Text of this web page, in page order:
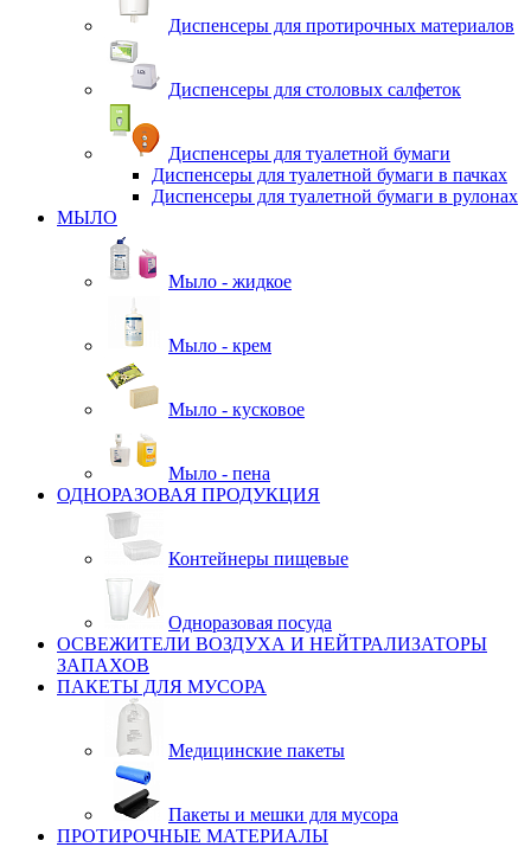
Диспенсеры для протирочных материалов
Диспенсеры для столовых салфеток
Диспенсеры для туалетной бумаги
Диспенсеры для туалетной бумаги в пачках
Диспенсеры для туалетной бумаги в рулонах
МЫЛО
Мыло - жидкое
Мыло - крем
Мыло - кусковое
Мыло - пена
ОДНОРАЗОВАЯ ПРОДУКЦИЯ
Контейнеры пищевые
Одноразовая посуда
ОСВЕЖИТЕЛИ ВОЗДУХА И НЕЙТРАЛИЗАТОРЫ
ЗАПАХОВ
ПАКЕТЫ ДЛЯ МУСОРА
Медицинские пакеты
Пакеты и мешки для мусора
ПРОТИРОЧНЫЕ МАТЕРИАЛЫ